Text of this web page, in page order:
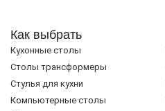
Как выбрать
Кухонные столы
Cтолы трансформеры
Стулья для кухни
Компьютерные столы